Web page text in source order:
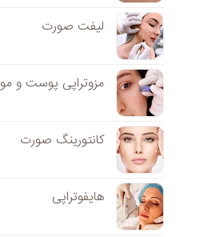
لیفت صورت
مزوتراپی پوست و مو
کانتورینگ صورت
هایفوتراپی